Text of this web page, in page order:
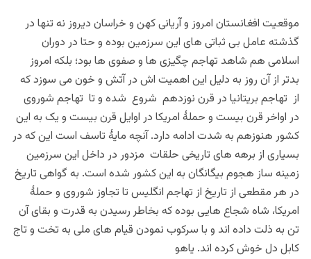
موقعیت افغانستان امروز و آریانی کهن و خراسان دیروز نه تنها در
گذشته عامل بی ثباتی های این سرزمین بوده و حتا در دوران
اسلامی هم شاهد تهاجم چگیزی ها و صفوی ها بود؛ بلکه امروز
بدتر از آن روز به دلیل این اهمیت اش در آتش و خون می سوزد که
از تهاجم بریتانیا در قرن نوزدهم شروع شده و تا تهاجم شوروی
در اواخر قرن بیست و حملۀ امریکا در اوایل قرن بیست و یک به این
کشور هنوزهم به شدت ادامه دارد. آنچه مایۀ تاسف است این که در
بسیاری از برهه های تاریخی حلقات مزدور در داخل این سرزمین
زمینه ساز هجوم بیگانگان به این کشور شده است. به گواهی تاریخ
در هر مقطعی از تاریخ از تهاجم انگلیس تا تجاوز شوروی و حملۀ
امریکا، شاه شجاع هایی بوده که بخاطر رسیدن به قدرت و بقای آن
تن به ذلت داده اند و با سرکوب نمودن قیام های ملی به تخت و تاج
کابل دل خوش کرده اند. یاهو